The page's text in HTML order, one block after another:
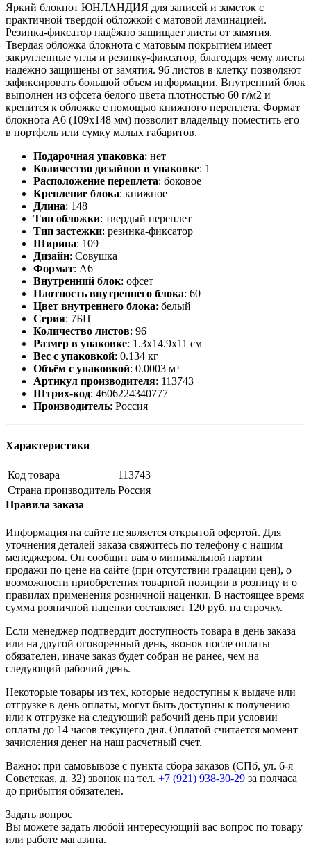
Яркий блокнот ЮНЛАНДИЯ для записей и заметок с
практичной твердой обложкой с матовой ламинацией.
Резинка-фиксатор надёжно защищает листы от замятия.
Твердая обложка блокнота с матовым покрытием имеет
закругленные углы и резинку-фиксатор, благодаря чему листы
надёжно защищены от замятия. 96 листов в клетку позволяют
зафиксировать большой объем информации. Внутренний блок
выполнен из офсета белого цвета плотностью 60 г/м2 и
крепится к обложке с помощью книжного переплета. Формат
блокнота А6 (109х148 мм) позволит владельцу поместить его
в портфель или сумку малых габаритов.
Подарочная упаковка: нет
Количество дизайнов в упаковке: 1
Расположение переплета: боковое
Крепление блока: книжное
Длина: 148
Тип обложки: твердый переплет
Тип застежки: резинка-фиксатор
Ширина: 109
Дизайн: Совушка
Формат: А6
Внутренний блок: офсет
Плотность внутреннего блока: 60
Цвет внутреннего блока: белый
Серия: 7БЦ
Количество листов: 96
Размер в упаковке: 1.3x14.9x11 см
Вес с упаковкой: 0.134 кг
Объём с упаковкой: 0.0003 м³
Артикул производителя: 113743
Штрих-код: 4606224340777
Производитель: Россия
Характеристики
Код товара
113743
Страна производитель Россия
Правила заказа
Информация на сайте не является открытой офертой. Для
уточнения деталей заказа свяжитесь по телефону с нашим
менеджером. Он сообщит вам о минимальной партии
продажи по цене на сайте (при отсутствии градации цен), о
возможности приобретения товарной позиции в розницу и о
правилах применения розничной наценки. В настоящее время
сумма розничной наценки составляет 120 руб. на строчку.
Если менеджер подтвердит доступность товара в день заказа
или на другой оговоренный день, звонок после оплаты
обязателен, иначе заказ будет собран не ранее, чем на
следующий рабочий день.
Некоторые товары из тех, которые недоступны к выдаче или
отгрузке в день оплаты, могут быть доступны к получению
или к отгрузке на следующий рабочий день при условии
оплаты до 14 часов текущего дня. Оплатой считается момент
зачисления денег на наш расчетный счет.
Важно: при самовывозе с пункта сборa заказов (СПб, ул. 6-я
Советская, д. 32) звонок на тел. +7 (921) 938-30-29 за полчаса
до прибытия обязателен.
Задать вопрос
Вы можете задать любой интересующий вас вопрос по товару
или работе магазина.